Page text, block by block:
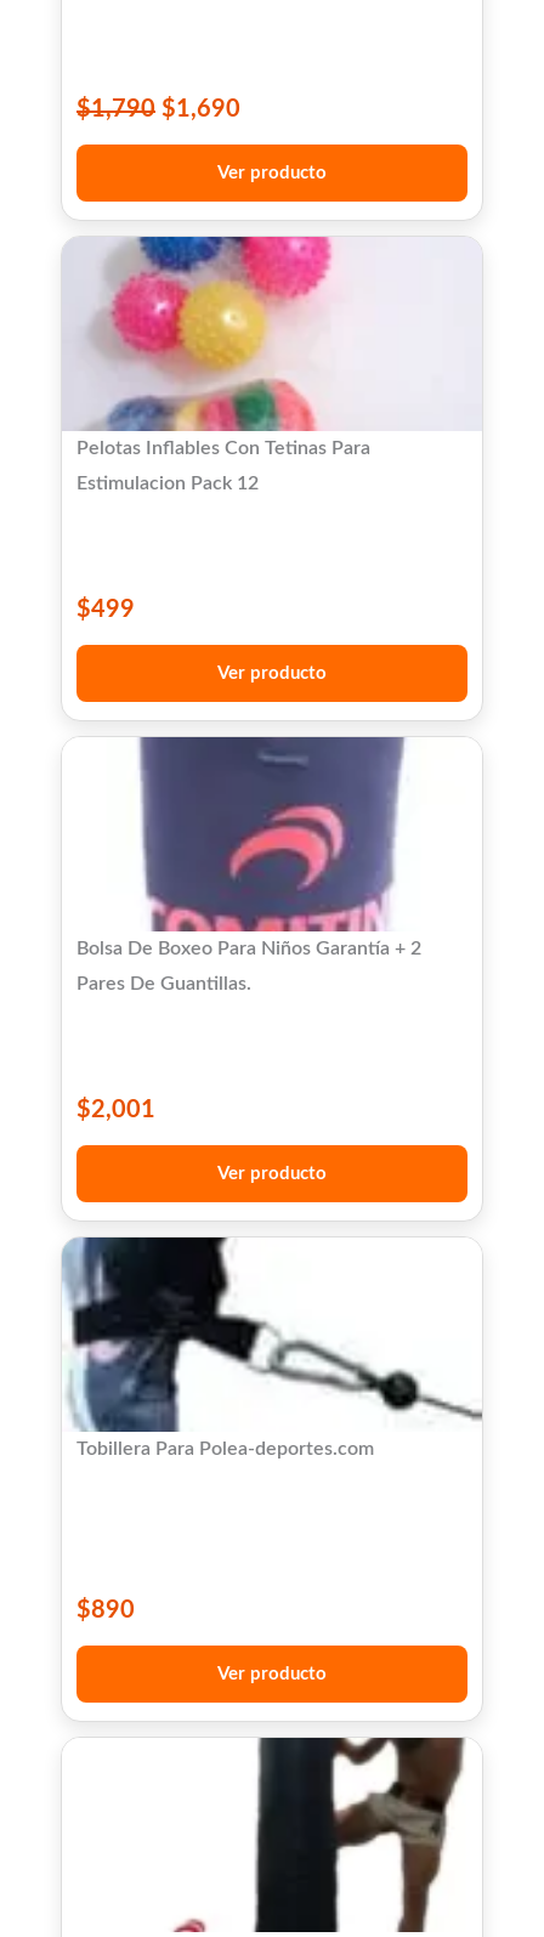
$1,790 $1,690
Ver producto
Pelotas Inflables Con Tetinas Para
Estimulacion Pack 12
$499
Ver producto
Bolsa De Boxeo Para Niños Garantía + 2
Pares De Guantillas.
$2,001
Ver producto
Tobillera Para Polea-deportes.com
$890
Ver producto